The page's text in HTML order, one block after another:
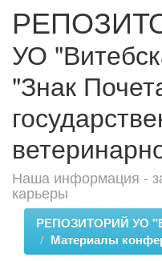
УО
"Знак
Наша информация -
карьеры
РЕПОЗИТОРИЙ УО
Материалы